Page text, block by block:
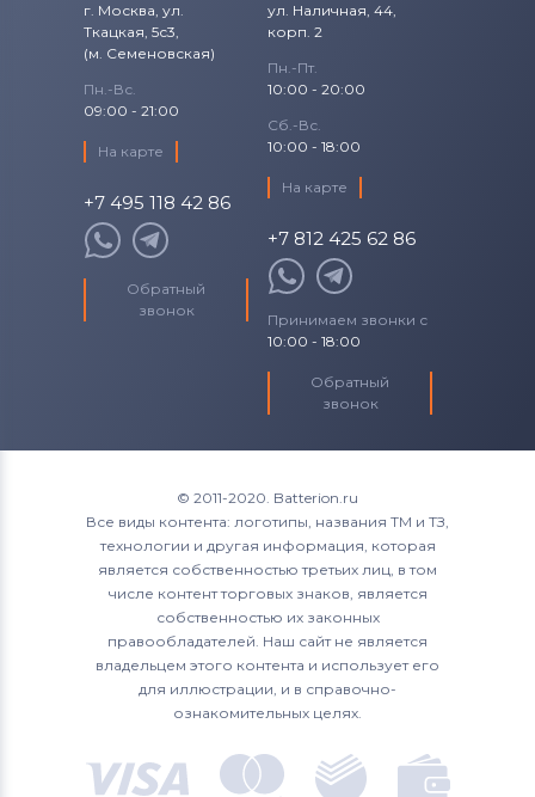
Аккумуляторы для ноутбуков
ThinkPad New Series
ThinkPad P Series
ThinkPad R Series
ThinkPad S Series
ThinkPad Series
ThinkPad SL Series
U Series
V Series
Xiaoxin Series
г. Москва, ул.
Ткацкая, 5с3,
(м. Семеновская)
Пн.-Вс.
09:00 - 21:00
На карте
+7 495 118 42 86
Обратный
звонок
ул. Наличная, 44,
корп. 2
Пн.-Пт.
10:00 - 20:00
Сб.-Вс.
10:00 - 18:00
На карте
+7 812 425 62 86
Принимаем звонки с
10:00 - 18:00
Обратный
звонок
© 2011-2020. Batterion.ru
Все виды контента: логотипы, названия ТМ и ТЗ,
технологии и другая информация, которая
является собственностью третьих лиц, в том
числе контент торговых знаков, является
собственностью их законных
правообладателей. Наш сайт не является
владельцем этого контента и использует его
для иллюстрации, и в справочно-
ознакомительных целях.